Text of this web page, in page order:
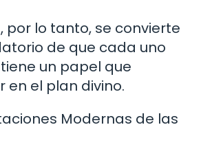
por lo tanto, se convierte
de que cada uno
un papel que
en el plan divino.
Modernas de las